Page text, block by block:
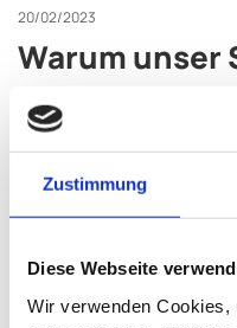
Zustimmung
Diese Webseite
Wir verwenden Cookies,
20/02/2023
Warum unser
Bei der Suche nach
man zwei
unterscheiden: 1D-
Die 1D-Scanner
Pistolenscanner